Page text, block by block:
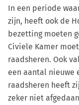
In een periode
zijn, heeft ook de
bezetting moeten
Civiele Kamer
raadsheren. Ook
een aantal nieuwe
raadsheren heeft
zeker niet